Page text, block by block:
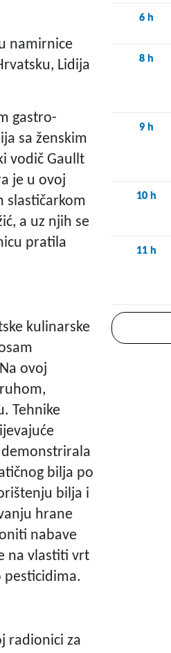
namirnice
Lidija
gastro-
sa ženskim
vodič Gaullt
je u ovoj
slastičarkom
a uz njih se
pratila
kulinarske
ovoj
Tehnike
bilja po
bilja i
hrane
nabave
na vlastiti vrt
radionici za
6 h
8 h
9 h
10 h
11 h